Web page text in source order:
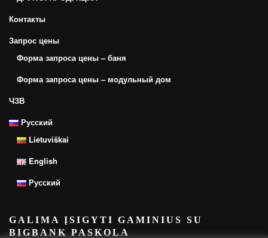
Контакты
Запрос цены
Форма запроса цены – баня
Форма запроса цены – модульный дом
ЧЗВ
Русский
Lietuviškai
English
Русский
GALIMA ĮSIGYTI GAMINIUS SU
BIGBANK PASKOLA